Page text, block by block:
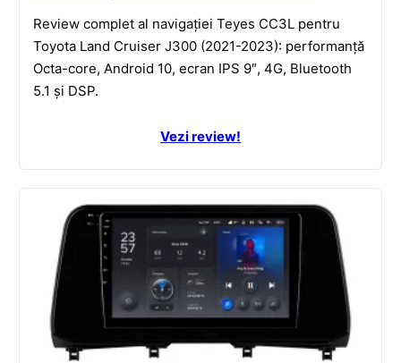
Review complet al navigației Teyes CC3L pentru
Toyota Land Cruiser J300 (2021-2023): performanță
Octa-core, Android 10, ecran IPS 9″, 4G, Bluetooth
5.1 și DSP.
Vezi review!